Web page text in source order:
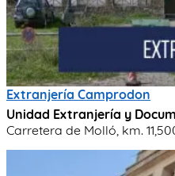
Extranjería Camprodon
Unidad Extranjería y
Carretera de Molló, km.